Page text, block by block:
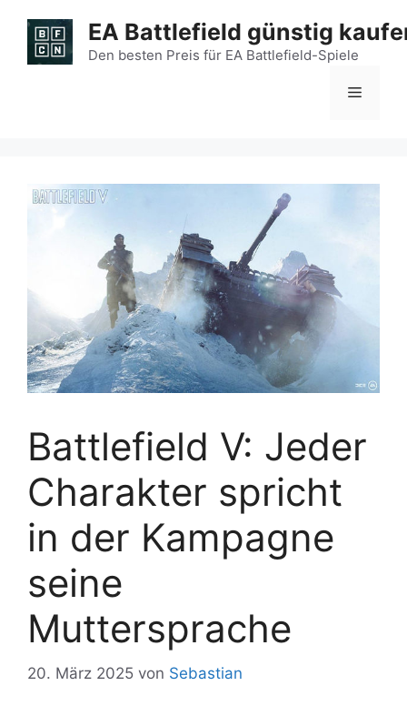
Inhalt
springen
EA Battlefield günstig
Den besten Preis für EA Battlefield-Spiele
Menü
Battlefield V: Jeder
Charakter spricht
in der Kampagne
seine
Muttersprache
20. März 2025 von Sebastian